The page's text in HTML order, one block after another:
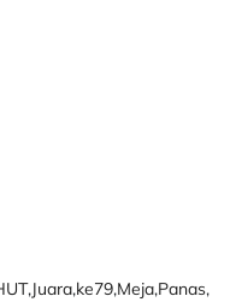
,Juara,ke79,Meja,Panas,